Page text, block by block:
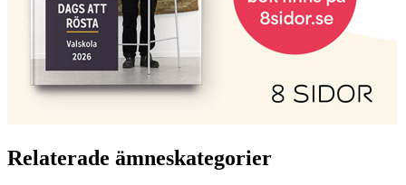
Relaterade ämneskategorier